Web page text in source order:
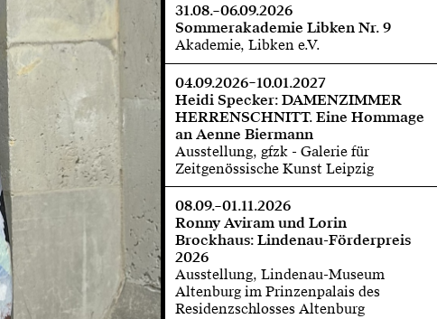
31.08.–06.09.2026
Sommerakademie Libken Nr. 9
Akademie, Libken e.V.
04.09.2026–10.01.2027
Heidi Specker: DAMENZIMMER
HERRENSCHNITT. Eine Hommage
an Aenne Biermann
Ausstellung, gfzk - Galerie für
Zeitgenössische Kunst Leipzig
08.09.–01.11.2026
Ronny Aviram und Lorin
Brockhaus: Lindenau-Förderpreis
2026
Ausstellung, Lindenau-Museum
Altenburg im Prinzenpalais des
Residenzschlosses Altenburg